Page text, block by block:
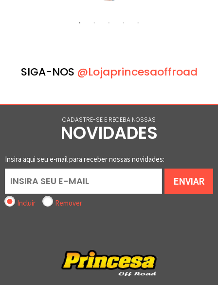
SIGA-NOS @lojaprincesaoffroad
CADASTRE-SE E RECEBA NOSSAS
NOVIDADES
Insira aqui seu e-mail para receber nossas novidades:
ENVIAR
Incluir Remover